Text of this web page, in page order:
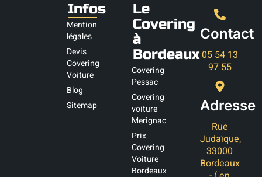
Infos
Mention
légales
Devis
Covering
Voiture
Blog
Sitemap
Le
Covering
à
Bordeaux
Covering
Pessac
Covering
voiture
Merignac
Prix
Covering
Voiture
Bordeaux
Contact
05 54 13
97 55
Adresse
Rue
Judaïque,
33000
Bordeaux